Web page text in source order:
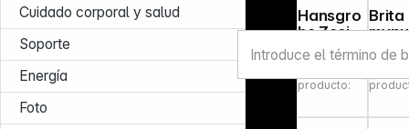
Cuidado corporal y salud
Soporte
Energía
Foto
Hansgro
he Zesis
M33
Single
lever
Kitch.Mix.
150 2jet
Número
producto:
873511
Brita
P1